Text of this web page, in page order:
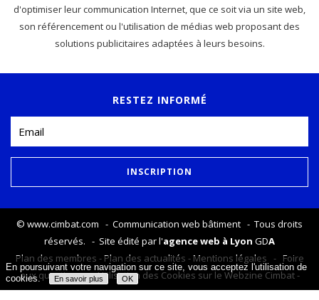
d'optimiser leur communication Internet, que ce soit via un site web,
son référencement ou l'utilisation de médias web proposant des
solutions publicitaires adaptées à leurs besoins.
RESTEZ INFORMÉ
© www.cimbat.com - Communication web bâtiment - Tous droits
réservés. - Site édité par l'agence web à Lyon GDA
Plan des membres -Plan des actualités -Mentions légales - Foire
aux questions-Utilisation des Cookies sur le Webzine Cimbat-
En poursuivant votre navigation sur ce site, vous acceptez l'utilisation de
cookies.
En savoir plus OK